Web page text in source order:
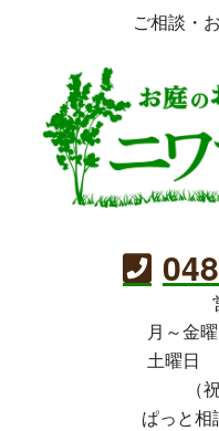
ご相談・
月～金
土曜
（
ぱっと相